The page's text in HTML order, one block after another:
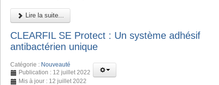
Lire la suite...
CLEARFIL SE Protect : Un système adhésif
antibactérien unique
Catégorie : Nouveauté
Publication : 12 juillet 2022
Mis à jour : 12 juillet 2022